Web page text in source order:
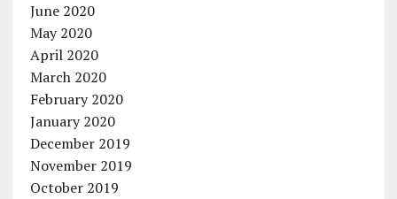
June 2020
May 2020
April 2020
March 2020
February 2020
January 2020
December 2019
November 2019
October 2019